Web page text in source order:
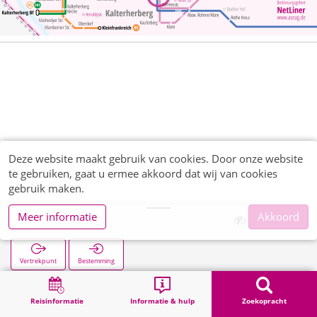
Reisinformatie Informatie & hulp Zoekopracht
Höfen Kirche
Vertrekpunt Bestemming
Zoekopracht
Deze website maakt gebruik van cookies. Door onze website
te gebruiken, gaat u ermee akkoord dat wij van cookies
gebruik maken.
Meer informatie
Akkoord